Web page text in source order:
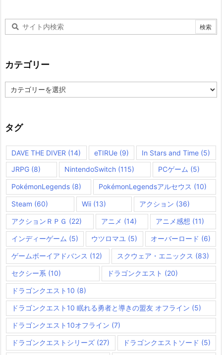
カテゴリー
テ
ー
タグ
DAVE THE DIVER (14) eTIRUe(9) In Stars and Time (5)
JRPG (8) NintendoSwitch (115) PCゲーム (5)
PokémonLegends (8) PokémonLegendsアルセウス (10)
Steam (60) Wii(13) アクション (36)
アクションＲＰＧ (22) アニメ (14) アニメ感想 (11)
インディーゲーム (5) ウツロマユ (5) オーバーロード (6)
ゲームボーイアドバンス (12) スクウェア・エニックス (83)
セクシー系 (10) ドラゴンクエスト (20)
ドラゴンクエスト10 (8)
ドラゴンクエスト10 眠れる勇者と導きの盟友 オフライン (5)
ドラゴンクエスト10オフライン (7)
ドラゴンクエストシリーズ (27) ドラゴンクエストソード (5)